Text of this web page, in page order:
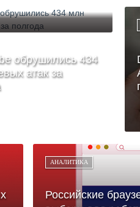
обрушились 434
атак за
АНАЛИТИКА
Российские